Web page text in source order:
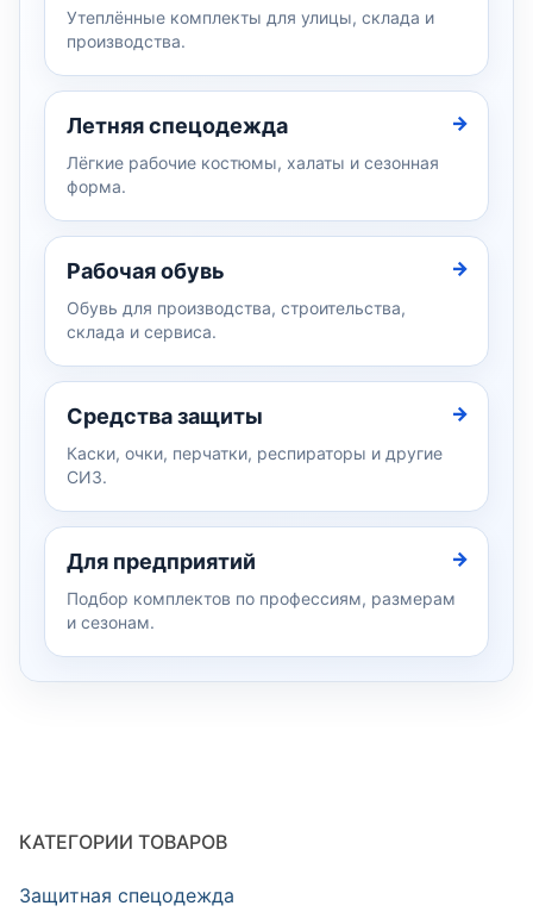
Утеплённые комплекты для улицы, склада и
производства.
Летняя спецодежда
Лёгкие рабочие костюмы, халаты и сезонная
форма.
Рабочая обувь
Обувь для производства, строительства,
склада и сервиса.
Средства защиты
Каски, очки, перчатки, респираторы и другие
СИЗ.
Для предприятий
Подбор комплектов по профессиям, размерам
и сезонам.
КАТЕГОРИИ ТОВАРОВ
Защитная спецодежда